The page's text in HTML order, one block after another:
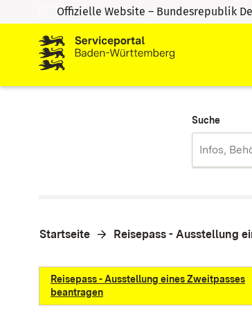
Zum Inhalt springen
Zur Suche springen
Offizielle Website – Bundesrepublik
Suche
Startseite Reisepass - Ausstellung
Reisepass - Ausstellung eines Zweitpasses
beantragen